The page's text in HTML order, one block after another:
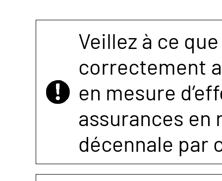
Veillez à ce
correctement
en mesure
assurances
décennale par